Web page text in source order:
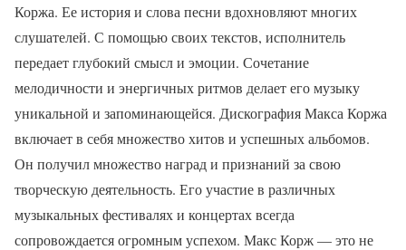
Коржа. Ее история и слова песни вдохновляют многих
слушателей. С помощью своих текстов, исполнитель
передает глубокий смысл и эмоции. Сочетание
мелодичности и энергичных ритмов делает его музыку
уникальной и запоминающейся. Дискография Макса Коржа
включает в себя множество хитов и успешных альбомов.
Он получил множество наград и признаний за свою
творческую деятельность. Его участие в различных
музыкальных фестивалях и концертах всегда
сопровождается огромным успехом. Макс Корж — это не